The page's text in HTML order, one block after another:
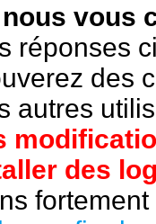
nous vous
réponses
des
autres
des